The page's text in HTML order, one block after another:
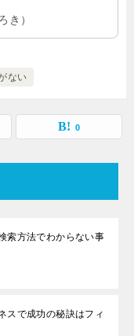
き）
ない
0
索方法でわからない事
スで成功の秘訣はフィ